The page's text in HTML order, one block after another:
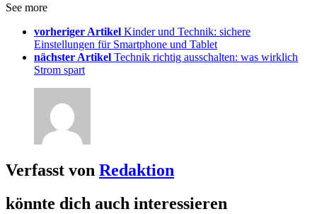
See more
vorheriger Artikel Kinder und Technik: sichere
Einstellungen für Smartphone und Tablet
nächster Artikel Technik richtig ausschalten: was wirklich
Strom spart
Verfasst von Redaktion
könnte dich auch interessieren